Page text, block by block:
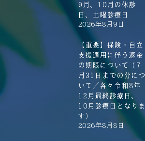
9月、10月の休診
日、土曜診療日
2026年8月9日
【重要】保険・自立
支援適用に伴う返金
の期限について（7
月31日までの分につ
いて／各々令和8年
12月最終診療日、
10月診療日となりま
す）
2026年8月8日